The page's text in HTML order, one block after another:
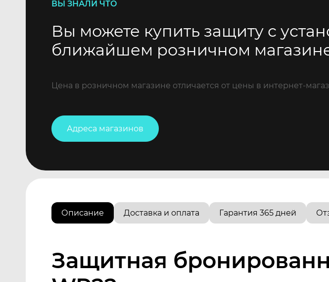
ВЫ ЗНАЛИ ЧТО
Вы можете купить защиту с
ближайшем розничном
Цена в розничном магазине отличается от цены в интернет-
Адреса магазинов
Описание Доставка и оплата Гарантия 365 дней
Защитная